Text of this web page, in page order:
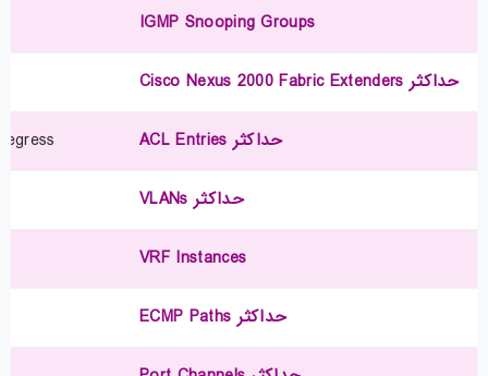
IGMP Snooping Groups
حداکثر Cisco Nexus 2000 Fabric Extenders
حداکثر ACL Entries
حداکثر VLANs
VRF Instances
حداکثر ECMP Paths